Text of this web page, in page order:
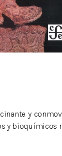
y
bioquímicos